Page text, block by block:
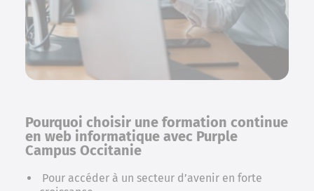
Pourquoi choisir une formation continue
en web informatique avec Purple
Campus Occitanie
Pour accéder à un secteur d’avenir en forte